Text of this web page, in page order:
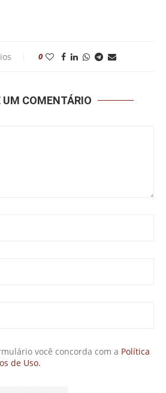
0
UM COMENTÁRIO
você concorda com a Política
de Uso.